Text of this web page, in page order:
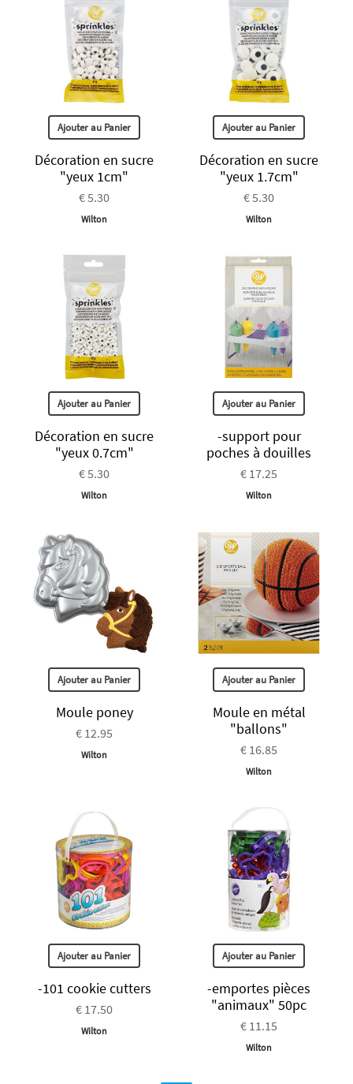
Ajouter au Panier
Décoration en sucre
"yeux 1cm"
€ 5.30
Wilton
Ajouter au Panier
Décoration en sucre
"yeux 1.7cm"
€ 5.30
Wilton
Ajouter au Panier
Décoration en sucre
"yeux 0.7cm"
€ 5.30
Wilton
Ajouter au Panier
-support pour
poches à douilles
€ 17.25
Wilton
Ajouter au Panier
Moule poney
€ 12.95
Wilton
Ajouter au Panier
Moule en métal
"ballons"
€ 16.85
Wilton
Ajouter au Panier
-101 cookie cutters
€ 17.50
Wilton
Ajouter au Panier
-emportes pièces
"animaux" 50pc
€ 11.15
Wilton